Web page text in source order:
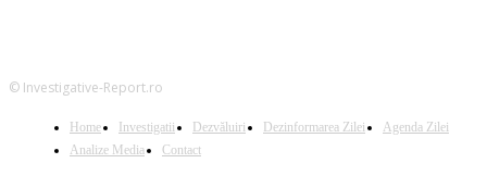
© Investigative-Report.ro
Home Investigatii Dezvăluiri Dezinformarea Zilei
Agenda Zilei
Analize Media
Contact